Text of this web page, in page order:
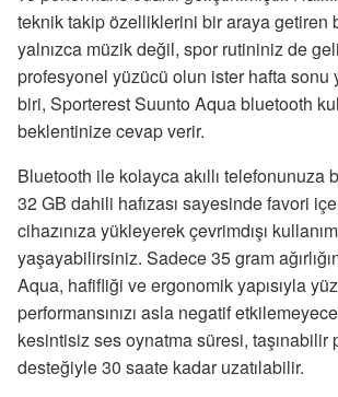
teknik takip özelliklerini bir araya getiren
yalnızca müzik değil, spor rutininiz de
profesyonel yüzücü olun ister hafta sonu
biri, Sporterest Suunto Aqua bluetooth
beklentinize cevap verir.
Bluetooth ile kolayca akıllı telefonunuza
32 GB dahili hafızası sayesinde favori
cihazınıza yükleyerek çevrimdışı
yaşayabilirsiniz. Sadece 35 gram
Aqua, hafifliği ve ergonomik yapısıyla
performansınızı asla negatif
kesintisiz ses oynatma süresi, taşınabilir
desteğiyle 30 saate kadar uzatılabilir.